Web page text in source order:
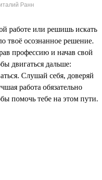
Ранн
работе или решишь искать
твоё осознанное решение.
профессию и начав свой
двигаться дальше:
Слушай себя, доверяй
работа обязательно
помочь тебе на этом пути.